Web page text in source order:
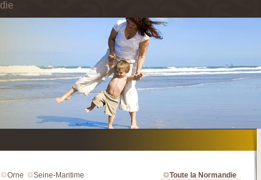
Orne Seine-Maritime Toute la Normandie